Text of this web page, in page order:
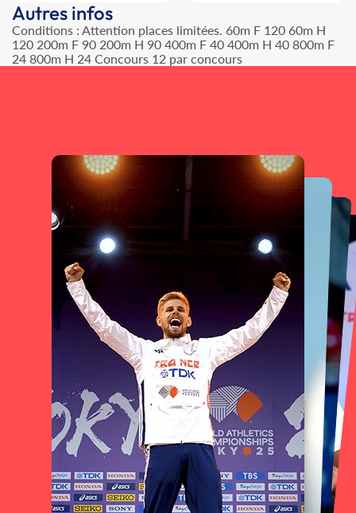
Autres infos
Conditions : Attention places limitées. 60m F 120 60m H
120 200m F 90 200m H 90 400m F 40 400m H 40 800m F
24 800m H 24 Concours 12 par concours